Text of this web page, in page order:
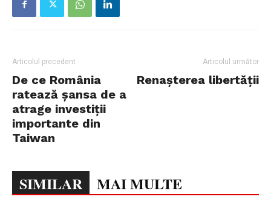
Articolul precedent
De ce România
ratează șansa de a
atrage investiții
importante din
Taiwan
Articolul următor
Renașterea libertății
SIMILAR MAI MULTE